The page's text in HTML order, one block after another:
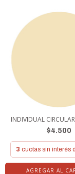
INDIVIDUAL
$4.500
3 cuotas sin interés